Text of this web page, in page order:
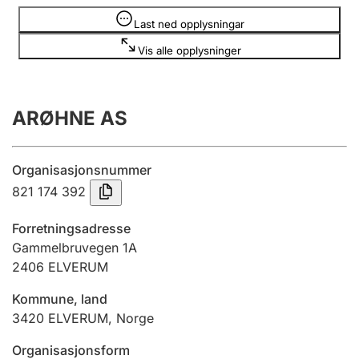
Registrere, endre, slette
Årsrekneskap
Innsending og forseinkingsgebyr
Tinglysing
Jeger
Ektepaktrettleiaren
Last ned opplysningar
Vis alle opplysninger
Opplysninger er skjult
ARØHNE AS
Organisasjonsnummer
821 174 392
Forretningsadresse
Gammelbruvegen 1A
2406 ELVERUM
Kommune, land
3420 ELVERUM, Norge
Organisasjonsform